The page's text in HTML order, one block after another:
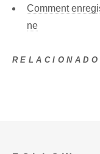
Comment
ne
RELACIONADO